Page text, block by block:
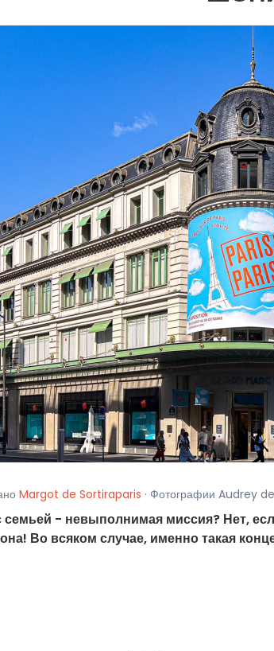
Margot de Sortiraparis · Фотографии Audrey
- невыполнимая миссия? Нет,
Во всяком случае, именно такая